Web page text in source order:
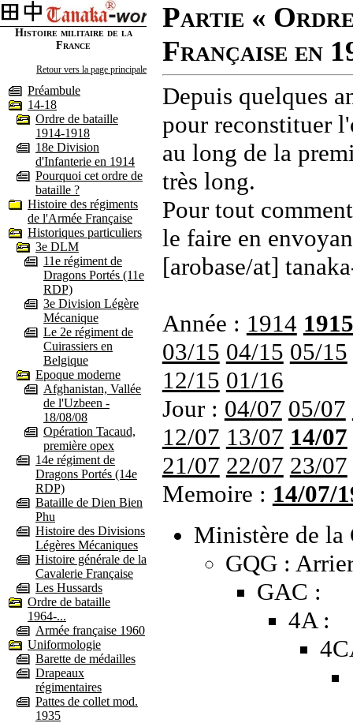
Histoire militaire de la
France
Retour vers la page principale
Préambule
14-18
Ordre de bataille
1914-1918
18e Division
d'Infanterie en 1914
Pourquoi cet ordre de
bataille ?
Histoire des régiments
de l'Armée Française
Historiques particuliers
3e DLM
11e régiment de
Dragons Portés (11e
RDP)
3e Division Légère
Mécanique
Le 2e régiment de
Cuirassiers en
Belgique
Epoque moderne
Afghanistan, Vallée
de l'Uzbeen -
18/08/08
Opération Tacaud,
première opex
14e régiment de
Dragons Portés (14e
RDP)
Bataille de Dien Bien
Phu
Histoire des Divisions
Légères Mécaniques
Histoire générale de la
Cavalerie Française
Les Hussards
Ordre de bataille
1964-...
Armée française 1960
Uniformologie
Barette de médailles
Drapeaux
régimentaires
Pattes de collet mod.
1935
Partie «
Française en
Depuis quelques
pour reconstituer
au long de la
très long.
Pour tout
le faire en
[arobase/at]
Année : 1914 1915
03/15 04/15 05/15
12/15 01/16
Jour : 04/07 05/07
12/07 13/07 14/07
21/07 22/07 23/07
Memoire : 14/07/
Ministère de la
GQG :
GAC :
4A :